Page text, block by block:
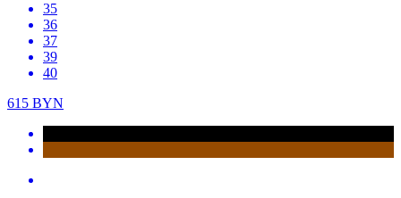
35
36
37
39
40
615 BYN